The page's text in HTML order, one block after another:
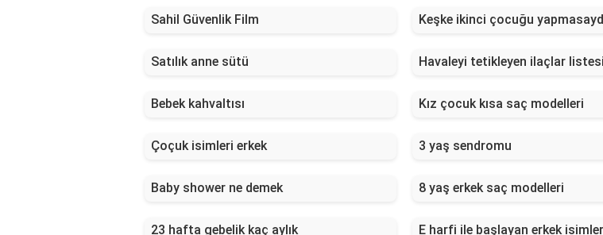
Sahil Güvenlik Film Keşke ikinci çocuğu
Satılık anne sütü Havaleyi tetikleyen ilaçlar listesi
Bebek kahvaltısı Kız çocuk kısa saç modelleri
Çoçuk isimleri erkek 3 yaş sendromu
Baby shower ne demek 8 yaş erkek saç modelleri
23 hafta gebelik kaç aylık E harfi ile başlayan erkek